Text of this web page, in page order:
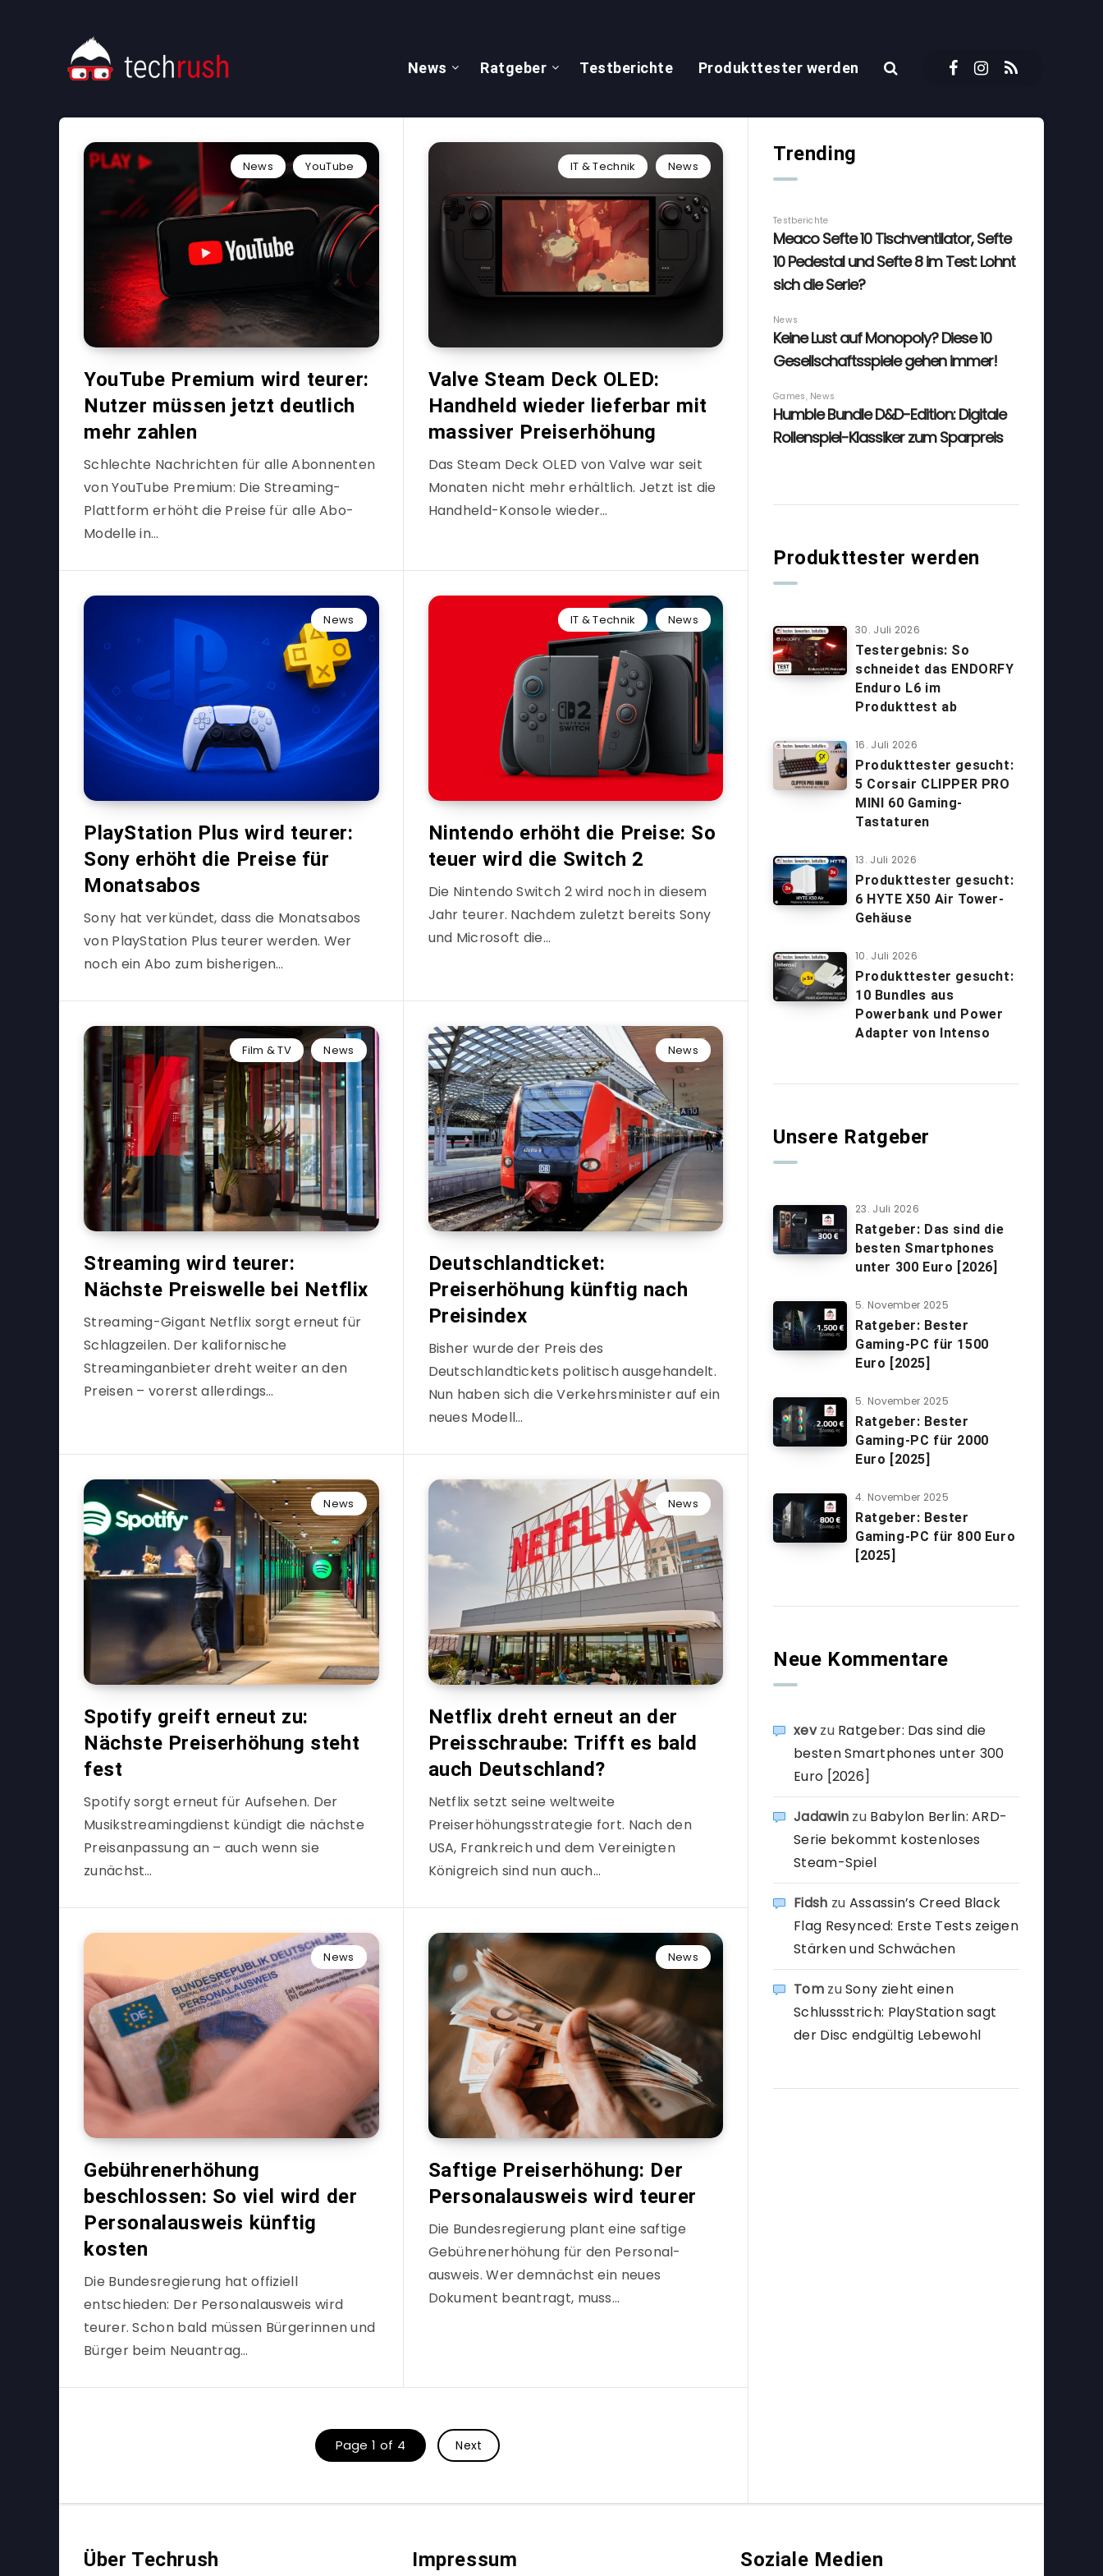
News Ratgeber Testberichte Produkttester werden
News YouTube
YouTube Premium wird teurer:
Nutzer müssen jetzt deutlich
mehr zahlen
Schlechte Nachrichten für alle Abonnenten
von YouTube Premium: Die Streaming-
Plattform erhöht die Preise für alle Abo-
Modelle in…
IT & Technik News
Valve Steam Deck OLED:
Handheld wieder lieferbar mit
massiver Preiserhöhung
Das Steam Deck OLED von Valve war seit
Monaten nicht mehr erhältlich. Jetzt ist die
Handheld-Konsole wieder…
News
PlayStation Plus wird teurer:
Sony erhöht die Preise für
Monatsabos
Sony hat verkündet, dass die Monatsabos
von PlayStation Plus teurer werden. Wer
noch ein Abo zum bisherigen…
IT & Technik News
Nintendo erhöht die Preise: So
teuer wird die Switch 2
Die Nintendo Switch 2 wird noch in diesem
Jahr teurer. Nachdem zuletzt bereits Sony
und Microsoft die…
Film & TV News
Streaming wird teurer:
Nächste Preiswelle bei Netflix
Streaming-Gigant Netflix sorgt erneut für
Schlagzeilen. Der kalifornische
Streaminganbieter dreht weiter an den
Preisen – vorerst allerdings…
News
Deutschlandticket:
Preiserhöhung künftig nach
Preisindex
Bisher wurde der Preis des
Deutschlandtickets politisch ausgehandelt.
Nun haben sich die Verkehrsminister auf ein
neues Modell…
News
Spotify greift erneut zu:
Nächste Preiserhöhung steht
fest
Spotify sorgt erneut für Aufsehen. Der
Musikstreamingdienst kündigt die nächste
Preisanpassung an – auch wenn sie
zunächst…
News
Netflix dreht erneut an der
Preisschraube: Trifft es bald
auch Deutschland?
Netflix setzt seine weltweite
Preiserhöhungsstrategie fort. Nach den
USA, Frankreich und dem Vereinigten
Königreich sind nun auch…
News
Gebührenerhöhung
beschlossen: So viel wird der
Personalausweis künftig
kosten
Die Bundesregierung hat offiziell
entschieden: Der Personalausweis wird
teurer. Schon bald müssen Bürgerinnen und
Bürger beim Neuantrag…
News
Saftige Preiserhöhung: Der
Personalausweis wird teurer
Die Bundesregierung plant eine saftige
Gebührenerhöhung für den Personal-
ausweis. Wer demnächst ein neues
Dokument beantragt, muss…
Page 1 of 4 Next
Trending
Produkttester werden
30. Juli 2026
Testergebnis: So
schneidet das ENDORFY
Enduro L6 im
Produkttest ab
16. Juli 2026
Produkttester gesucht:
5 Corsair CLIPPER PRO
MINI 60 Gaming-
Tastaturen
13. Juli 2026
Produkttester gesucht:
6 HYTE X50 Air Tower-
Gehäuse
10. Juli 2026
Produkttester gesucht:
10 Bundles aus
Powerbank und Power
Adapter von Intenso
Unsere Ratgeber
23. Juli 2026
Ratgeber: Das sind die
besten Smartphones
unter 300 Euro [2026]
5. November 2025
Ratgeber: Bester
Gaming-PC für 1500
Euro [2025]
5. November 2025
Ratgeber: Bester
Gaming-PC für 2000
Euro [2025]
4. November 2025
Ratgeber: Bester
Gaming-PC für 800 Euro
[2025]
Neue Kommentare
xevzu Ratgeber: Das sind die
besten Smartphones unter 300
Euro [2026]
Jadawin zu Babylon Berlin: ARD-
Serie bekommt kostenloses
Steam-Spiel
Fidsh zu Assassin’s Creed Black
Flag Resynced: Erste Tests zeigen
Stärken und Schwächen
TomzuSony zieht einen
Schlussstrich: PlayStation sagt
der Disc endgültig Lebewohl
Über Techrush Impressum Soziale Medien